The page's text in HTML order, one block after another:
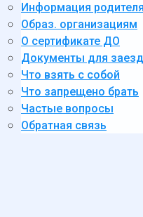
Информация
Образ. организациям
О сертификате ДО
Документы для
Что взять с собой
Что запрещено брать
Частые вопросы
Обратная связь